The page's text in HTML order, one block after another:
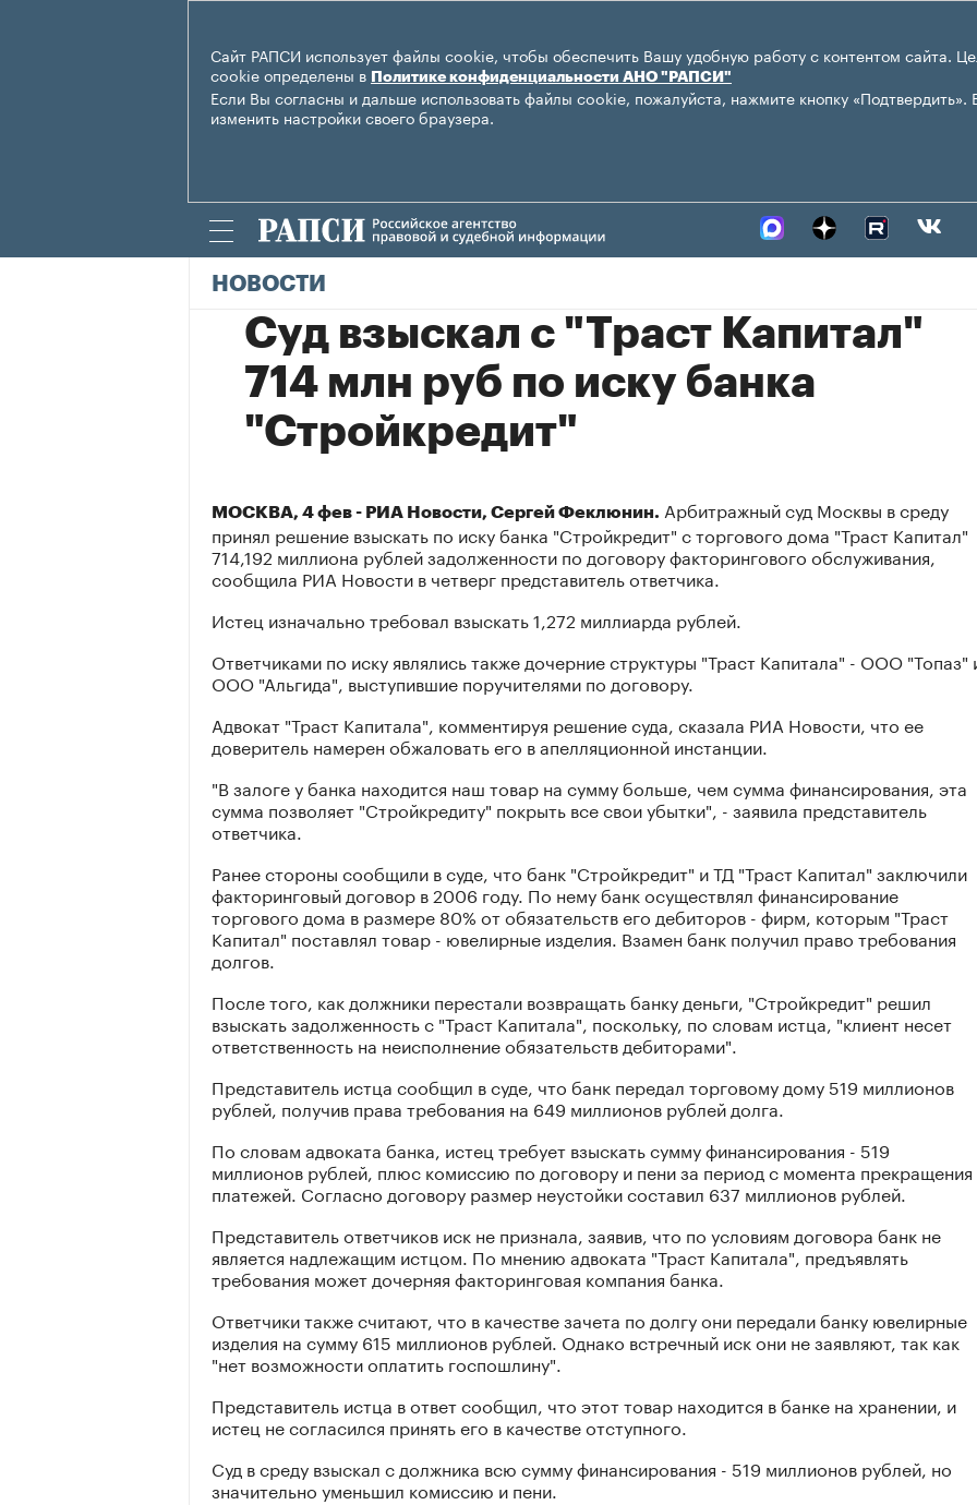
Сайт РАПСИ использует файлы cookie, чтобы обеспечить Вашу удобную работу с контентом сайта.
cookie определены в Политике конфиденциальности АНО "РАПСИ"
Если Вы согласны и дальше использовать файлы cookie, пожалуйста, нажмите кнопку
изменить настройки своего браузера.
НОВОСТИ
Суд взыскал с "Траст Капитал"
714 млн руб по иску банка
"Стройкредит"
МОСКВА, 4 фев - РИА Новости, Сергей Феклюнин. Арбитражный суд Москвы в среду
принял решение взыскать по иску банка "Стройкредит" с торгового дома "Траст Капитал"
714,192 миллиона рублей задолженности по договору факторингового обслуживания,
сообщила РИА Новости в четверг представитель ответчика.
Истец изначально требовал взыскать 1,272 миллиарда рублей.
Ответчиками по иску являлись также дочерние структуры "Траст Капитала" - ООО "Топаз"
ООО "Альгида", выступившие поручителями по договору.
Адвокат "Траст Капитала", комментируя решение суда, сказала РИА Новости, что ее
доверитель намерен обжаловать его в апелляционной инстанции.
"В залоге у банка находится наш товар на сумму больше, чем сумма финансирования, эта
сумма позволяет "Стройкредиту" покрыть все свои убытки", - заявила представитель
ответчика.
Ранее стороны сообщили в суде, что банк "Стройкредит" и ТД "Траст Капитал" заключили
факторинговый договор в 2006 году. По нему банк осуществлял финансирование
торгового дома в размере 80% от обязательств его дебиторов - фирм, которым "Траст
Капитал" поставлял товар - ювелирные изделия. Взамен банк получил право требования
долгов.
После того, как должники перестали возвращать банку деньги, "Стройкредит" решил
взыскать задолженность с "Траст Капитала", поскольку, по словам истца, "клиент несет
ответственность на неисполнение обязательств дебиторами".
Представитель истца сообщил в суде, что банк передал торговому дому 519 миллионов
рублей, получив права требования на 649 миллионов рублей долга.
По словам адвоката банка, истец требует взыскать сумму финансирования - 519
миллионов рублей, плюс комиссию по договору и пени за период с момента прекращения
платежей. Согласно договору размер неустойки составил 637 миллионов рублей.
Представитель ответчиков иск не признала, заявив, что по условиям договора банк не
является надлежащим истцом. По мнению адвоката "Траст Капитала", предъявлять
требования может дочерняя факторинговая компания банка.
Ответчики также считают, что в качестве зачета по долгу они передали банку ювелирные
изделия на сумму 615 миллионов рублей. Однако встречный иск они не заявляют, так как
"нет возможности оплатить госпошлину".
Представитель истца в ответ сообщил, что этот товар находится в банке на хранении, и
истец не согласился принять его в качестве отступного.
Суд в среду взыскал с должника всю сумму финансирования - 519 миллионов рублей, но
значительно уменьшил комиссию и пени.